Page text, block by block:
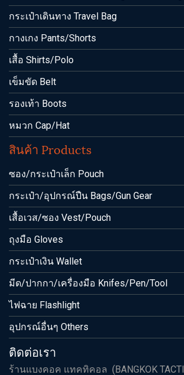
กระเป๋าเดินทาง Travel Bag
กางเกง Pants/Shorts
เสื้อ Shirts/Polo
เข็มขัด Belt
รองเท้า Boots
หมวก Cap/Hat
สินค้า Products
ซอง/กระเป๋าเล็ก Pouch
กระเป๋า/อุปกรณ์ปืน Bags/Gun Gear
เสื้อเวส/ซอง Vest/Pouch
ถุงมือ Gloves
กระเป๋าเงิน Wallet
มีด/ปากกา/เครื่องมือ Knifes/Pen/Tool
ไฟฉาย Flashlight
อุปกรณ์อื่นๆ Others
ติดต่อเรา
ร้านแบงคอค แทคทิคอล (BANGKOK